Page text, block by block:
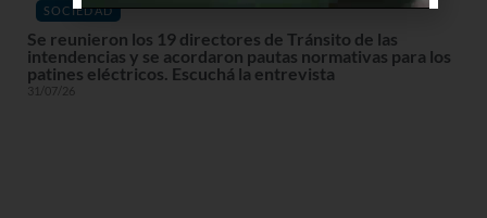
SOCIEDAD
Se reunieron los 19 directores de Tránsito de las
intendencias y se acordaron pautas normativas para los
patines eléctricos. Escuchá la entrevista
31/07/26